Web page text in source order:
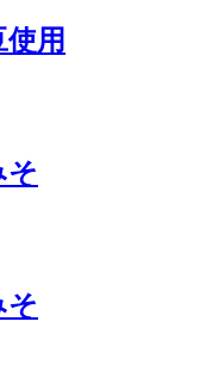
用
そ
そ